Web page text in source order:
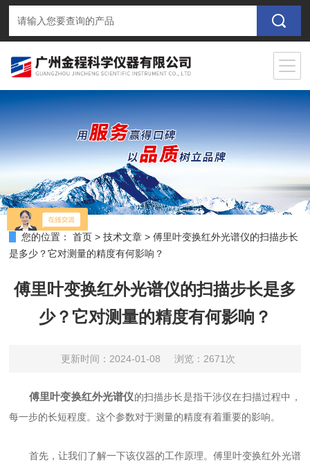
您的位置： 首页 >技术文章 >傅里叶变换红外光谱仪的扫描步长
是多少？它对测量的精度有何影响？
傅里叶变换红外光谱仪的扫描步长是多
少？它对测量的精度有何影响？
更新时间：2024-01-08 浏览：2671次
傅里叶变换红外光谱仪的扫描步长是指干涉仪在扫描过程中，
每一步的长短程度。这个参数对于测量的精度有着重要的影响。
首先，让我们了解一下该仪器的工作原理。傅里叶变换红外光谱